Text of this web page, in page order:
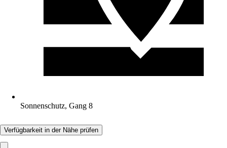
Sonnenschutz, Gang 8
Verfügbarkeit in der Nähe prüfen